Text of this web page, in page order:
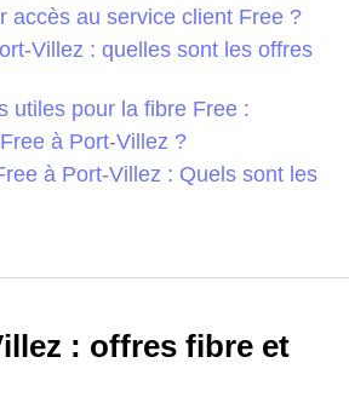
accès au service client Free ?
Villez : quelles sont les offres
utiles pour la fibre Free :
à Port-Villez ?
à Port-Villez : Quels sont les
: offres fibre et